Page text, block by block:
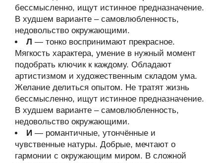
бессмысленно, ищут истинное предназначение.
В худшем варианте – самовлюбленность,
недовольство окружающими.
Л — тонко воспринимают прекрасное.
Мягкость характера, умение в нужный момент
подобрать ключик к каждому. Обладают
артистизмом и художественным складом ума.
Желание делиться опытом. Не тратят жизнь
бессмысленно, ищут истинное предназначение.
В худшем варианте – самовлюбленность,
недовольство окружающими.
И — романтичные, утончённые и
чувственные натуры. Добрые, мечтают о
гармонии с окружающим миром. В сложной